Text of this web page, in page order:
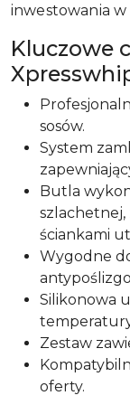
inwestowania
Kluczowe
sosów.
System
Butla
ściankami
Wygodne
Silikonowa
Zestaw
oferty.